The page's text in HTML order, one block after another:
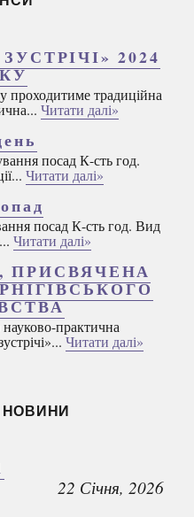
2024
проходитиме традиційна
Читати далі»
посад К-сть год.
Читати далі»
посад К-сть год. Вид
Читати далі»
ПРИСВЯЧЕНА
практична
Читати далі»
НОВИНИ
22 Січня, 2026